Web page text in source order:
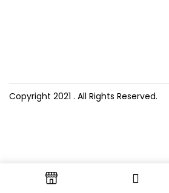
Copyright 2021 . All Rights Reserved.